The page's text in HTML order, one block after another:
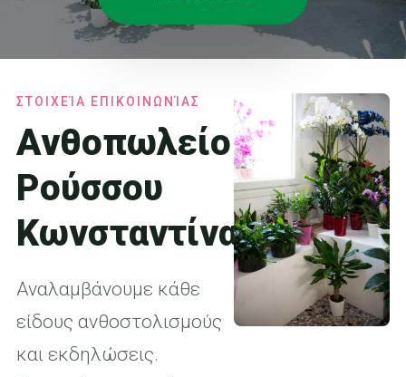
ΣΤΟΙΧΕΊΑ ΕΠΙΚΟΙΝΩΝΊΑΣ
Ανθοπωλείο
Ρούσσου
Κωνσταντίνα
Αναλαμβάνουμε κάθε
είδους ανθοστολισμούς
και εκδηλώσεις.